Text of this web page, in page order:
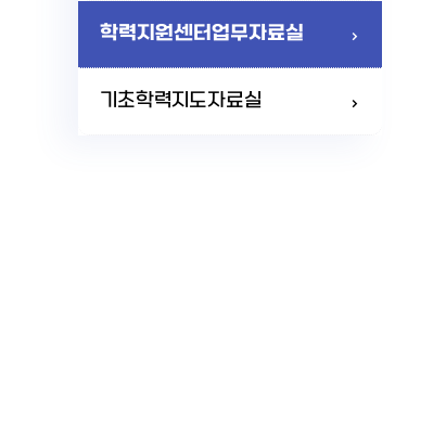
학력지원센터업무자료실
기초학력지도자료실